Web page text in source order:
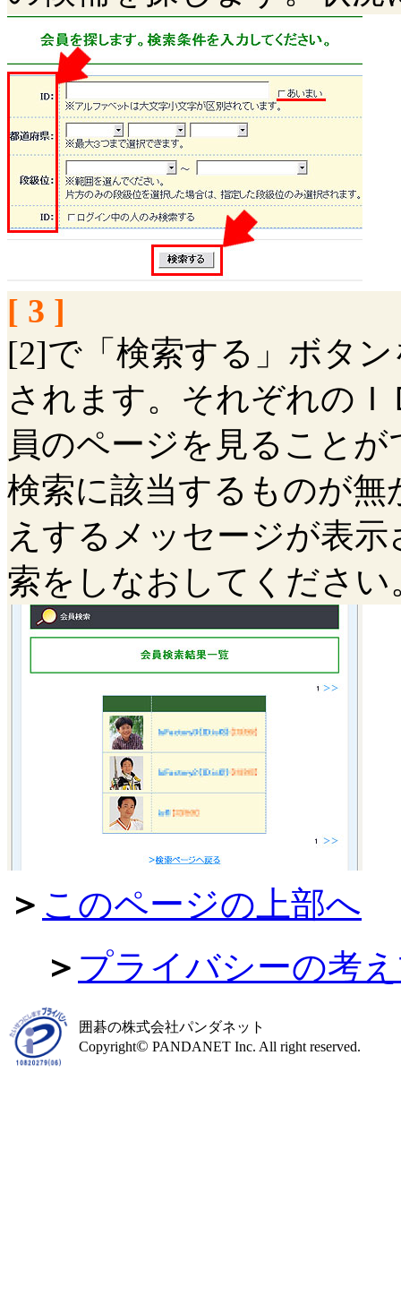
[ 3 ]
[2]で「検索する」ボタ
されます。それぞれの
員のページを見ること
検索に該当するものが
えするメッセージが表
索をしなおしてください
＞ このページの上部へ
＞ プライバシーの考
囲碁の株式会社パンダネット
Copyright© PANDANET Inc. All right reserved.